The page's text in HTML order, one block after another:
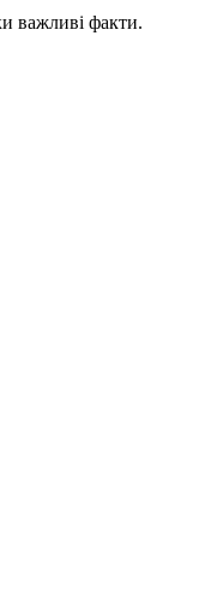
важливі факти.